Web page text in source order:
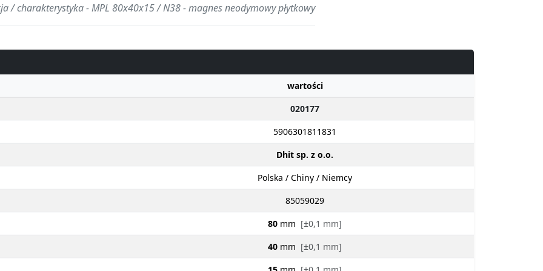
/ charakterystyka - MPL 80x40x15 / N38 - magnes neodymowy płytkowy
wartości
020177
5906301811831
Dhit sp. z o.o.
Polska / Chiny / Niemcy
85059029
80 mm [±0,1 mm]
40 mm [±0,1 mm]